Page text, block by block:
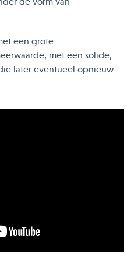
een grote
met een solide,
later eventueel opnieuw